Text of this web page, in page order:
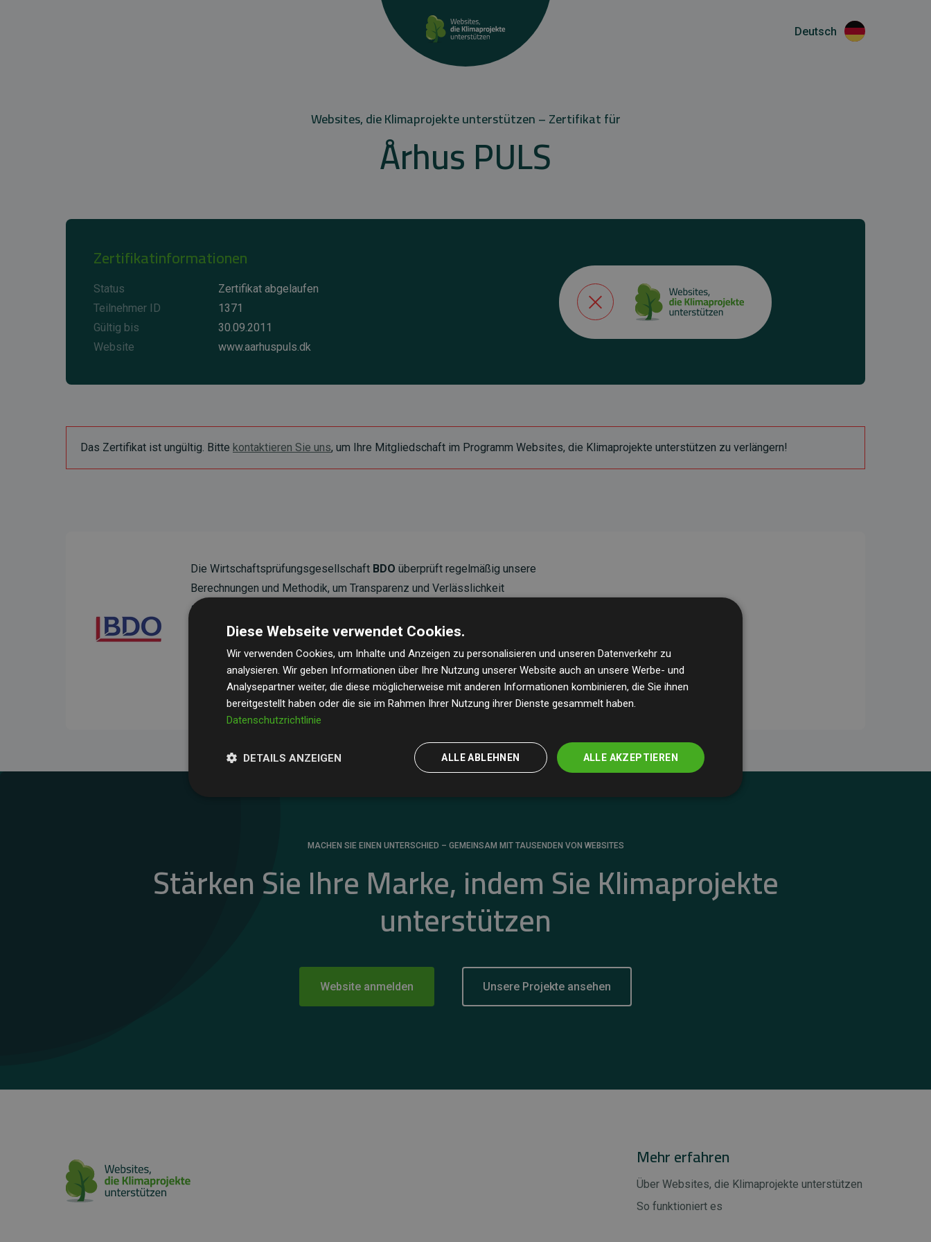
Deutsch
Websites, die Klimaprojekte unterstützen – Zertifikat für
Århus PULS
Zertifikatinformationen
Status
Zertifikat abgelaufen
Teilnehmer ID
1371
Gültig bis
30.09.2011
Website
www.aarhuspuls.dk
Das Zertifikat ist ungültig. Bitte kontaktieren Sie uns, um Ihre Mitgliedschaft im Programm Websites, die Klimaprojekte unterstützen zu verlängern!
Die Wirtschaftsprüfungsgesellschaft BDO überprüft regelmäßig unsere
Berechnungen und Methodik, um Transparenz und Verlässlichkeit
sicherzustellen.
Ihre Prüfungen belegen, dass unsere Investitionen in Klimaschutzprojekte im
Durchschnitt200 % der geschätzten CO₂-Emissionender teilnehmenden
Websites kompensieren – ein klarer Nachweis für die messbare Klimawirkung
unseres Ansatzes.
MACHEN SIE EINEN UNTERSCHIED – GEMEINSAM MIT TAUSENDEN VON WEBSITES
Stärken Sie Ihre Marke, indem Sie Klimaprojekte
unterstützen
Website anmelden Unsere Projekte ansehen
Mehr erfahren
Über Websites, die Klimaprojekte unterstützen
So funktioniert es
Diese Webseite verwendet Cookies.
Wir verwenden Cookies, um Inhalte und Anzeigen zu personalisieren und unseren Datenverkehr zu
analysieren. Wir geben Informationen über Ihre Nutzung unserer Website auch an unsere Werbe- und
Analysepartner weiter, die diese möglicherweise mit anderen Informationen kombinieren, die Sie ihnen
bereitgestellt haben oder die sie im Rahmen Ihrer Nutzung ihrer Dienste gesammelt haben.
Datenschutzrichtlinie
ALLE AKZEPTIEREN
ALLE ABLEHNEN
DETAILS ANZEIGEN